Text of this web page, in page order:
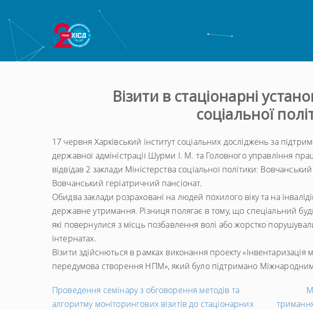
Візити в стаціонарні
соціальної
17 червня Харківський інститут соціальних досліджень за
державної адміністрації Шурми І. М. та Головного управління
відвідав 2 заклади Міністерства соціальної політики:
Вовчанський геріатричний пансіонат.
Обидва заклади розраховані на людей похилого віку та на
державне утримання. Різниця полягає в тому, що спеціальний
які повернулися з місць позбавлення волі або жорстко
інтернатах.
Візити здійснються в рамках виконання проекту «Інвентаризація
передумова створення НПМ», який було підтримано
←
Попередній
Проведення семінару з обговорення методів та
алгоритму моніторингових візитів до стаціонарних